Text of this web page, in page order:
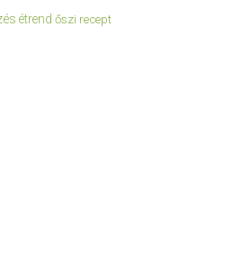
étrend őszi recept